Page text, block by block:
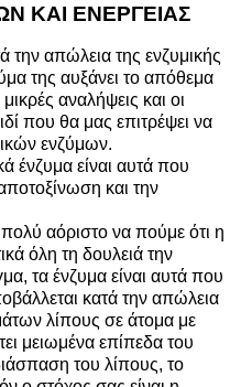
ΚΑΙ ΕΝΕΡΓΕΙΑΣ
την απώλεια της ενζυμικής
της αυξάνει το απόθεμα
αναλήψεις και οι
που θα μας επιτρέψει να
ενζύμων.
ένζυμα είναι αυτά που
και την
αόριστο να πούμε ότι η
όλη τη δουλειά την
τα ένζυμα είναι αυτά που
κατά την απώλεια
λίπους σε άτομα με
μειωμένα επίπεδα του
του λίπους, το